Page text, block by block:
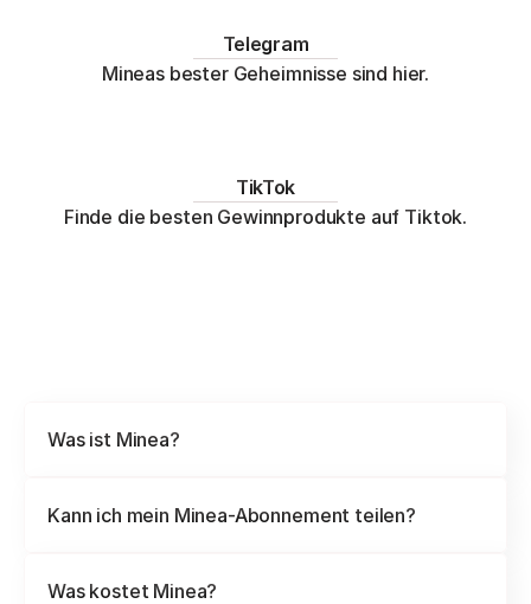
Telegram
Mineas bester Geheimnisse sind hier.
TikTok
Finde die besten Gewinnprodukte auf Tiktok.
Was ist Minea?
Kann ich mein Minea-Abonnement teilen?
Was kostet Minea?